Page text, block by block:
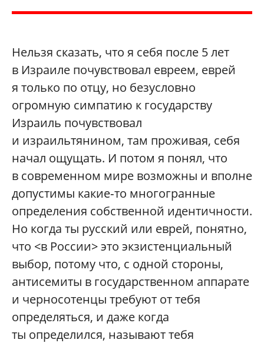
Нельзя сказать, что я себя после 5 лет
в Израиле почувствовал евреем, еврей
я только по отцу, но безусловно
огромную симпатию к государству
Израиль почувствовал
и израильтянином, там проживая, себя
начал ощущать. И потом я понял, что
в современном мире возможны и вполне
допустимы какие‑то многогранные
определения собственной идентичности.
Но когда ты русский или еврей, понятно,
что <в России> это экзистенциальный
выбор, потому что, с одной стороны,
антисемиты в государственном аппарате
и черносотенцы требуют от тебя
определяться, и даже когда
ты определился, называют тебя